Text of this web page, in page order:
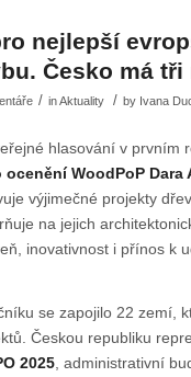
nejlepší
Česko má tři
/ inAktuality / by Ivana
hlasování v prvním
WoodPoP Dara
výjimečné projekty
na jejich
inovativnost i přínos k
se zapojilo 22 zemí,
Českou republiku
2025, administrativní